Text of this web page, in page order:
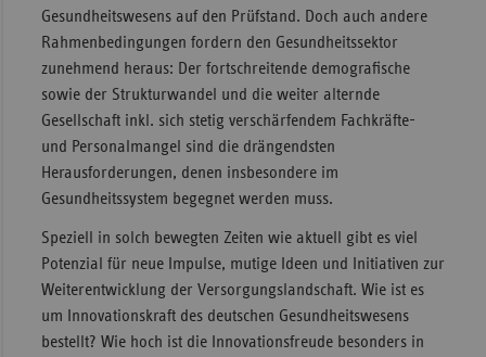
Gesundheitswesens auf den Prüfstand. Doch auch andere
Rahmenbedingungen fordern den Gesundheitssektor
zunehmend heraus: Der fortschreitende demografische
sowie der Strukturwandel und die weiter alternde
Gesellschaft inkl. sich stetig verschärfendem Fachkräfte-
und Personalmangel sind die drängendsten
Herausforderungen, denen insbesondere im
Gesundheitssystem begegnet werden muss.
Speziell in solch bewegten Zeiten wie aktuell gibt es viel
Potenzial für neue Impulse, mutige Ideen und Initiativen zur
Weiterentwicklung der Versorgungslandschaft. Wie ist es
um Innovationskraft des deutschen Gesundheitswesens
bestellt? Wie hoch ist die Innovationsfreude besonders in